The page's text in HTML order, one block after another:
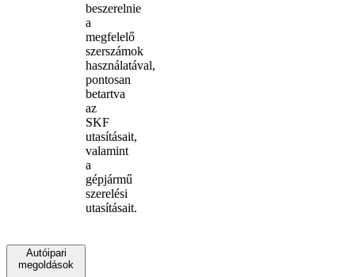
beszerelnie
a
megfelelő
szerszámok
használatával,
pontosan
betartva
az
SKF
utasításait,
valamint
a
gépjármű
szerelési
utasításait.
Autóipari
megoldások